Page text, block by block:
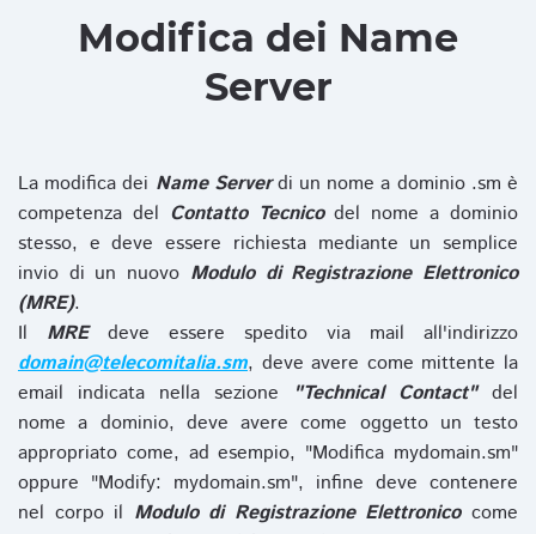
Modifica dei Name
Server
La modifica dei Name Serverdi un nome a dominio .sm è
competenza del Contatto Tecnicodel nome a dominio
stesso, e deve essere richiesta mediante un semplice
invio di un nuovo Modulo di Registrazione Elettronico
(MRE).
Il MREdeve essere spedito via mail all'indirizzo
domain@telecomitalia.sm, deve avere come mittente la
email indicata nella sezione
"Technical Contact"del
nome a dominio, deve avere come oggetto un testo
appropriato come, ad esempio, "Modifica mydomain.sm"
oppure "Modify: mydomain.sm", infine deve contenere
nel corpo il Modulo di Registrazione Elettronicocome